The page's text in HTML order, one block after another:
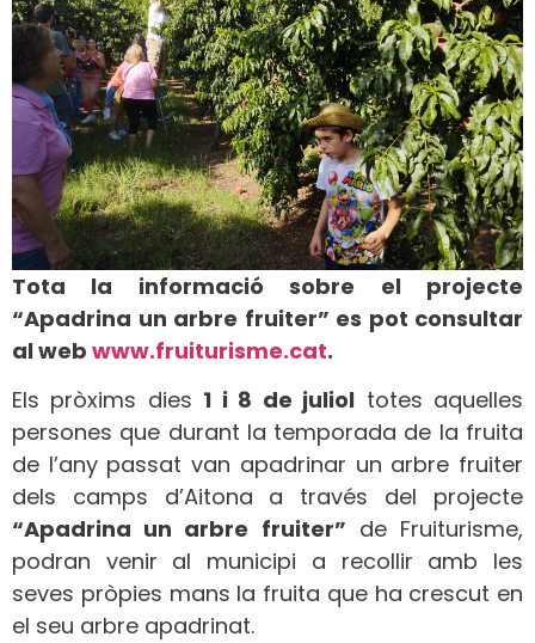
Tota la informació sobre el projecte
“Apadrina un arbre fruiter” es pot consultar
al web www.fruiturisme.cat.
Els pròxims dies 1 i 8 de juliol totes aquelles
persones que durant la temporada de la fruita
de l’any passat van apadrinar un arbre fruiter
dels camps d’Aitona a través del projecte
“Apadrina un arbre fruiter” de Fruiturisme,
podran venir al municipi a recollir amb les
seves pròpies mans la fruita que ha crescut en
el seu arbre apadrinat.